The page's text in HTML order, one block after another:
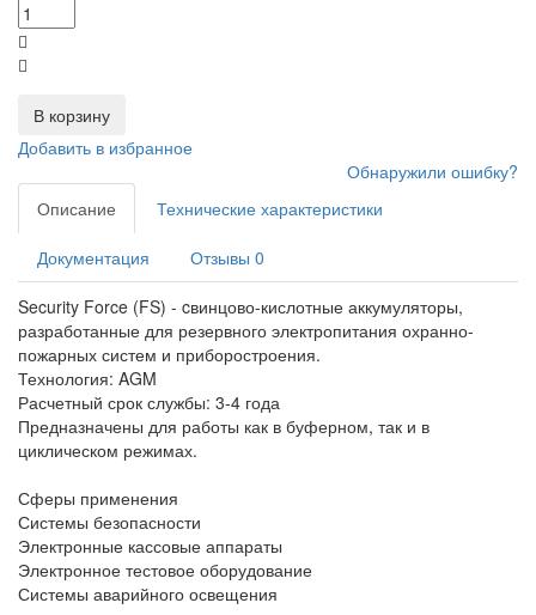
В корзину
Добавить в избранное
Обнаружили ошибку?
Описание
Технические характеристики
Документация Отзывы 0
Security Force (FS) - cвинцово-кислотные аккумуляторы,
разработанные для резервного электропитания охранно-
пожарных систем и приборостроения.
Технология: AGM
Расчетный срок службы: 3-4 года
Предназначены для работы как в буферном, так и в
циклическом режимах.
Сферы применения
Системы безопасности
Электронные кассовые аппараты
Электронное тестовое оборудование
Системы аварийного освещения